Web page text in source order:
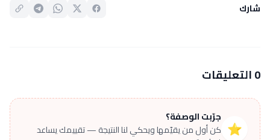
شارك
0 التعليقات
⭐
جرّبت الوصفة؟
كن أول من يقيّمها ويحكي لنا النتيجة — تقييمك يساعد